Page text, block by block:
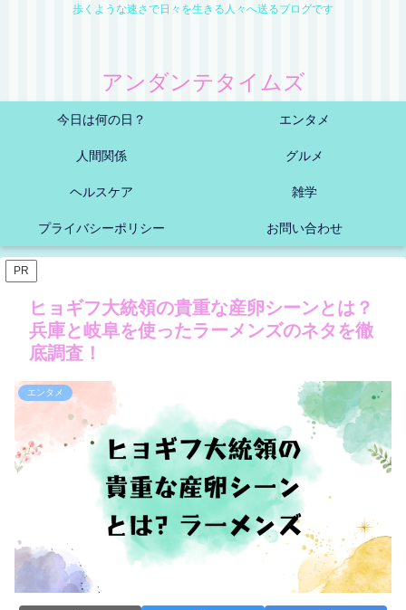
歩くような速さで日々を生きる人々へ送るブログです
アンダンテタイムズ
今日は何の日？ エンタメ
人間関係 グルメ
ヘルスケア 雑学
プライバシーポリシー お問い合わせ
PR
ヒョギフ大統領の貴重な産卵シーンとは？
兵庫と岐阜を使ったラーメンズのネタを徹
底調査！
エンタメ